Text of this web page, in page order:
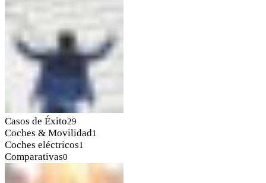
Casos de Éxito29
Coches & Movilidad1
Coches eléctricos1
Comparativas0